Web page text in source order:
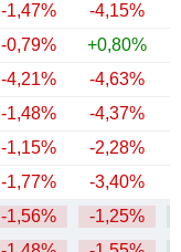
-1,47% -4,15%
-0,79% +0,80%
-4,21% -4,63%
-1,48% -4,37%
-1,15% -2,28%
-1,77% -3,40%
-1,56% -1,25%